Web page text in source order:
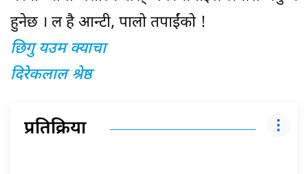
हुनेछ । ल है आन्टी, पालो तपाईंको !
छिगु यउम क्याचा
दिरेकलाल श्रेष्ठ
प्रतिक्रिया